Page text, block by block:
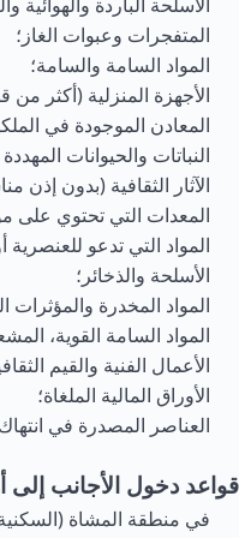
المتفجرات وعبوات الغاز؛
المواد السامة والسامة؛
الأجهزة المنزلية (أكثر
المعادن الموجودة في
النباتات والحيوانات
الآثار الثقافية (بدون إذن
المعدات التي تحتوي على
المواد التي تدعو للعنصرية
الأسلحة والذخائر؛
المواد المخدرة والمؤثرات
المواد السامة القوية،
الأعمال الفنية والقيم
الأوراق المالية الملغاة؛
العناصر المصدرة في
قواعد دخول الأجانب إلى
في منطقة المشاة (السكنية) – 20 كم/